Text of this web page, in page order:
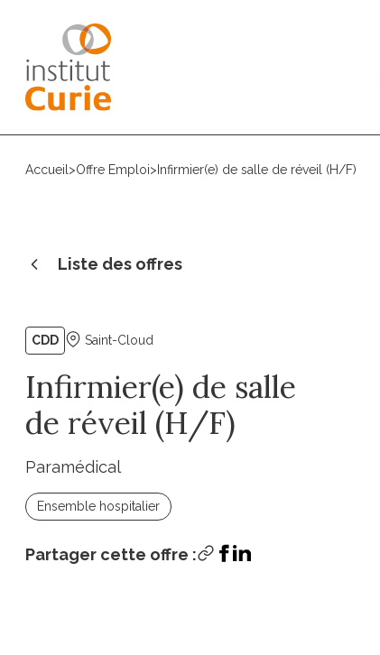
Accueil >Offre Emploi> Infirmier(e) de salle de réveil (H/F)
Liste des offres
CDD Saint-Cloud
Infirmier(e) de salle
de réveil (H/F)
Paramédical
Ensemble hospitalier
Partager cette offre :